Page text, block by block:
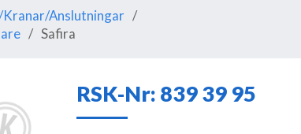
Kranar/Anslutningar
Safira
RSK-Nr: 839 39 95